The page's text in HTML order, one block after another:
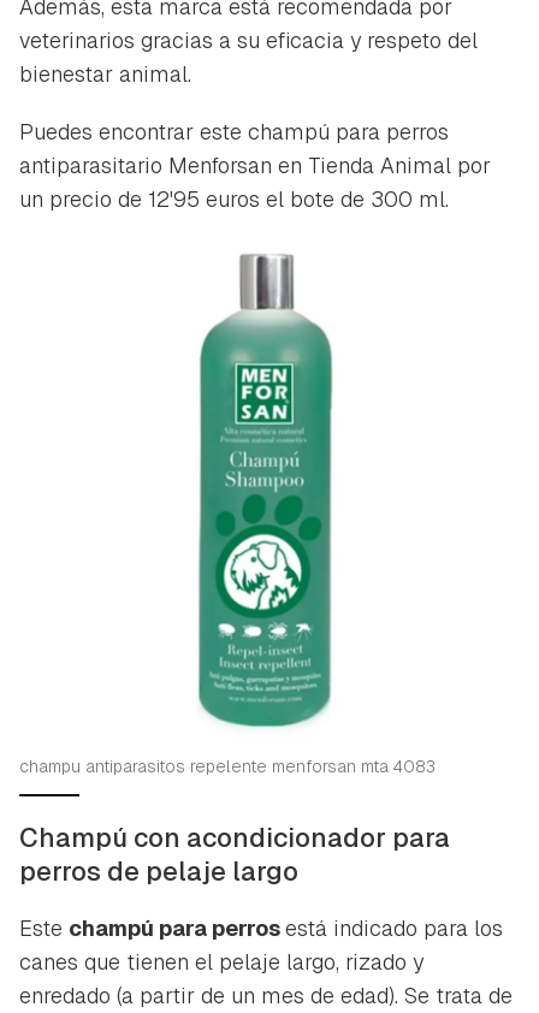
Además, esta marca está recomendada por
veterinarios gracias a su eficacia y respeto del
bienestar animal.
Puedes encontrar este champú para perros
antiparasitario Menforsan en Tienda Animal por
un precio de 12'95 euros el bote de 300 ml.
champu antiparasitos repelente menforsan mta 4083
Champú con acondicionador para
perros de pelaje largo
Este champú para perrosestá indicado para los
canes que tienen el pelaje largo, rizado y
enredado (a partir de un mes de edad). Se trata de